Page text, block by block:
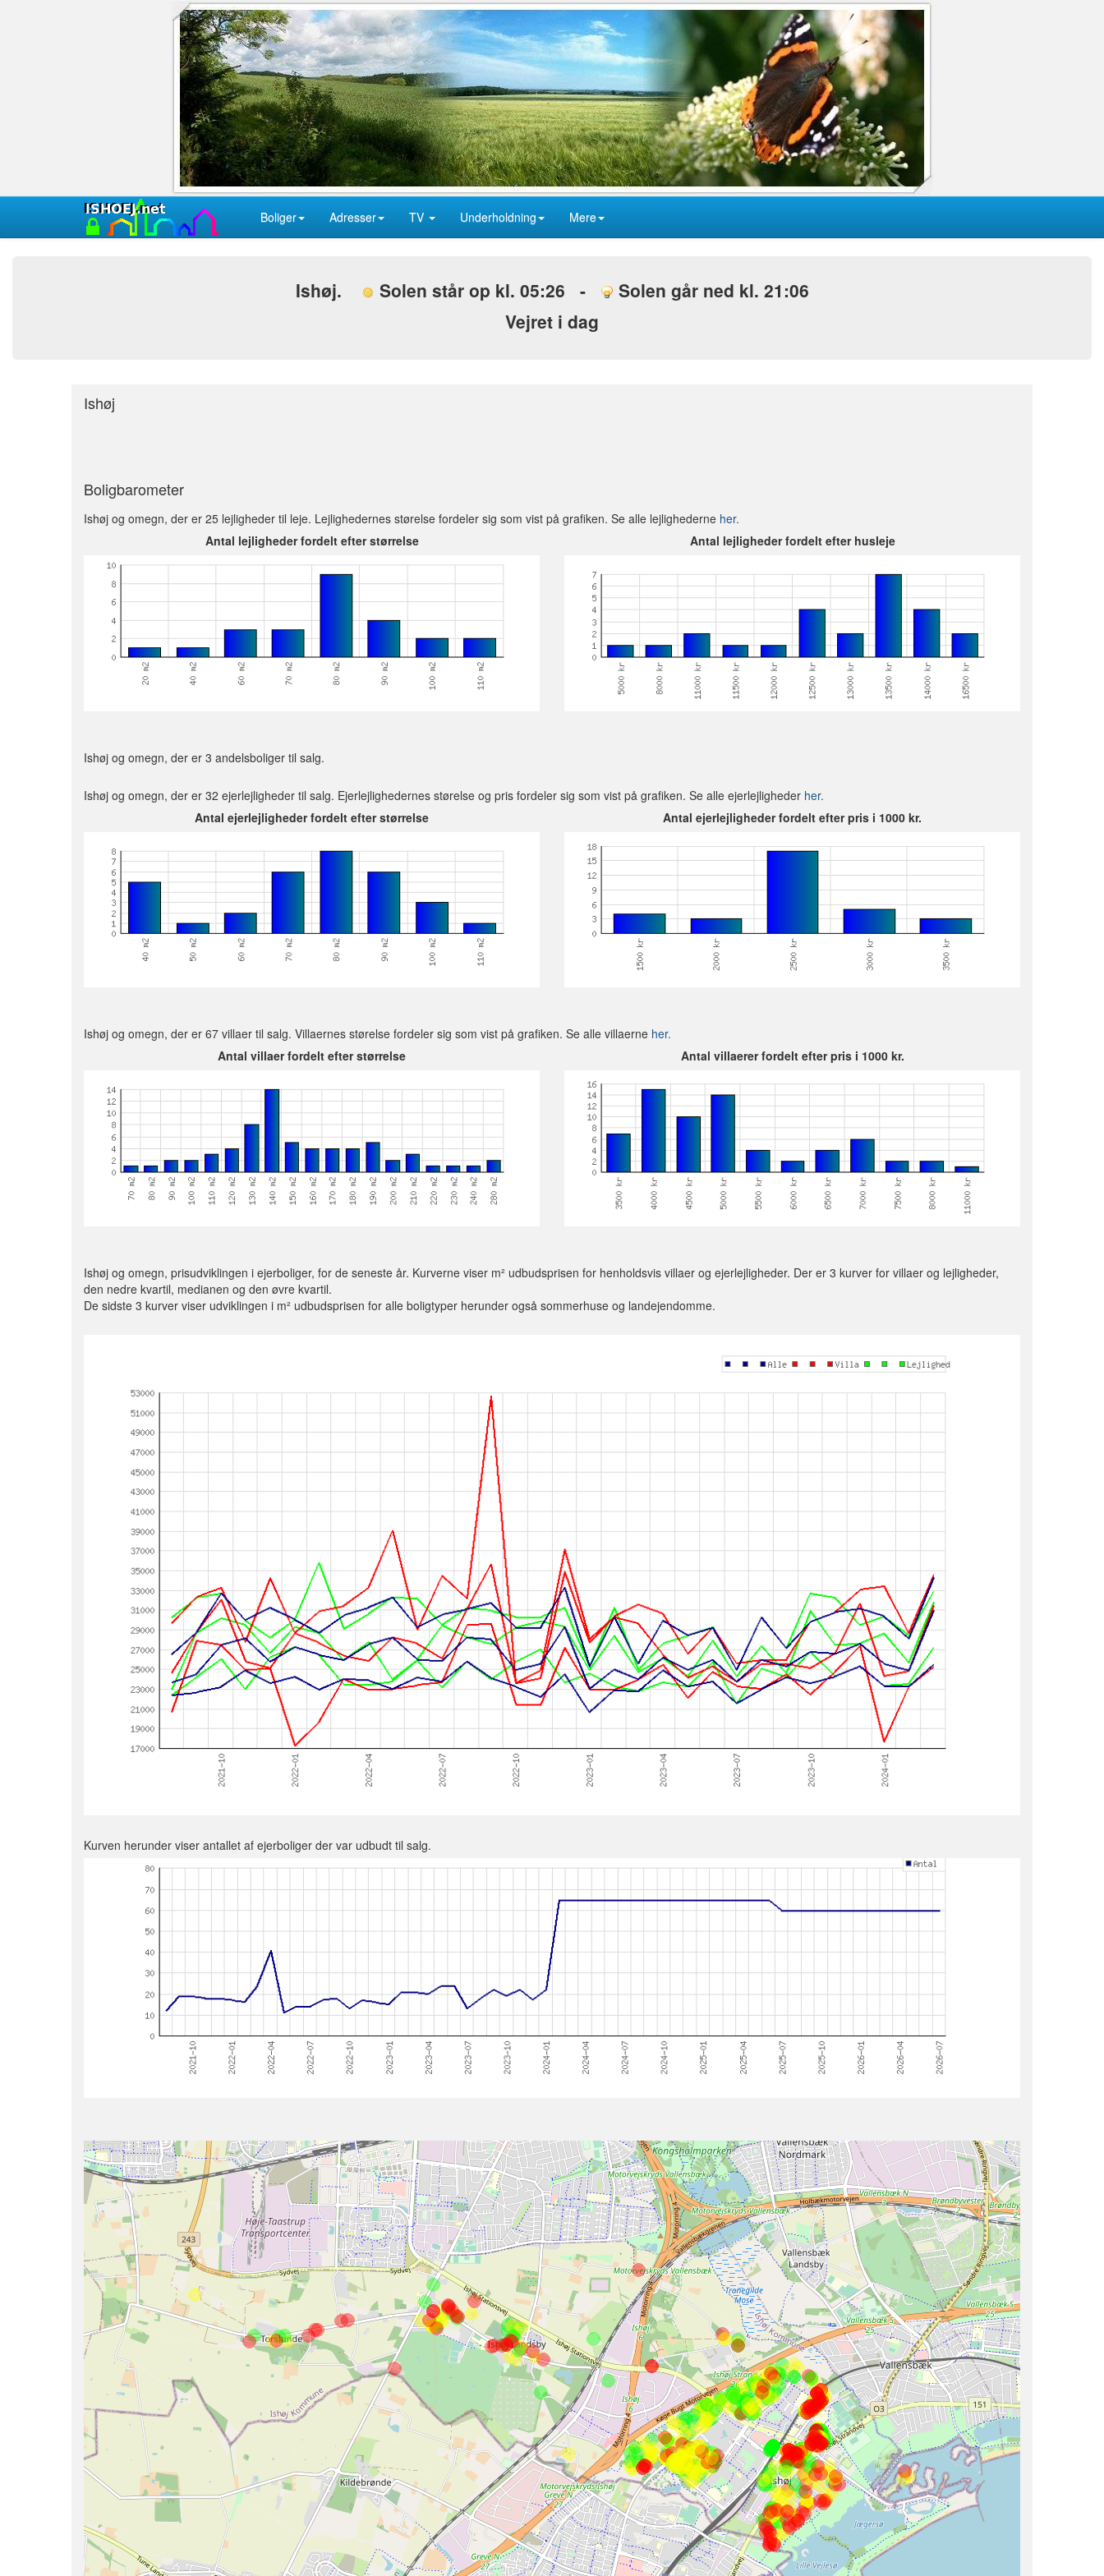
Boliger Adresser TV Underholdning Mere
Ishøj. Solen står op kl. 05:26 -
Solen går ned kl. 21:06
Vejret i dag
Ishøj
Boligbarometer
Ishøj og omegn, der er 25 lejligheder til leje. Lejlighedernes størelse fordeler sig som vist på grafiken. Se alle lejlighederne her.
Antal lejligheder fordelt efter størrelse
Antal lejligheder fordelt efter husleje
Ishøj og omegn, der er 3 andelsboliger til salg.
Ishøj og omegn, der er 32 ejerlejligheder til salg. Ejerlejlighedernes størelse og pris fordeler sig som vist på grafiken. Se alle ejerlejligheder her.
Antal ejerlejligheder fordelt efter størrelse
Antal ejerlejligheder fordelt efter pris i 1000 kr.
Ishøj og omegn, der er 67 villaer til salg. Villaernes størelse fordeler sig som vist på grafiken. Se alle villaerne her.
Antal villaer fordelt efter størrelse
Antal villaerer fordelt efter pris i 1000 kr.
Ishøj og omegn, prisudviklingen i ejerboliger, for de seneste år. Kurverne viser m² udbudsprisen for henholdsvis villaer og ejerlejligheder. Der er 3 kurver for villaer og lejligheder,
den nedre kvartil, medianen og den øvre kvartil.
De sidste 3 kurver viser udviklingen i m² udbudsprisen for alle boligtyper herunder også sommerhuse og landejendomme.
Kurven herunder viser antallet af ejerboliger der var udbudt til salg.